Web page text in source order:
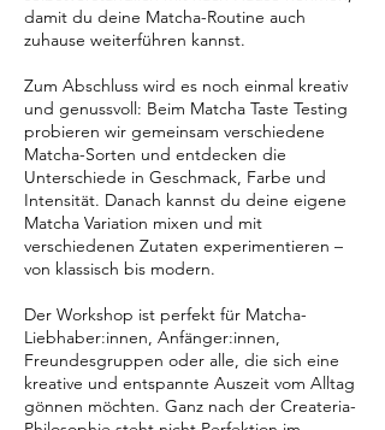
damit du deine Matcha-Routine auch
zuhause weiterführen kannst.
Zum Abschluss wird es noch einmal kreativ
und genussvoll: Beim Matcha Taste Testing
probieren wir gemeinsam verschiedene
Matcha-Sorten und entdecken die
Unterschiede in Geschmack, Farbe und
Intensität. Danach kannst du deine eigene
Matcha Variation mixen und mit
verschiedenen Zutaten experimentieren –
von klassisch bis modern.
Der Workshop ist perfekt für Matcha-
Liebhaber:innen, Anfänger:innen,
Freundesgruppen oder alle, die sich eine
kreative und entspannte Auszeit vom Alltag
gönnen möchten. Ganz nach der Createria-